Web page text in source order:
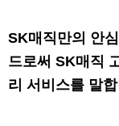
SK매직만의 안
드로써 SK매직
리 서비스를 말